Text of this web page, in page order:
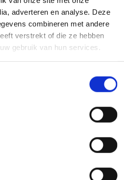
adverteren en analyse. Deze
combineren met andere
verstrekt of die ze hebben
gebruik van hun services.
Unsere Experten
Klarheit.
Hilfe außerhalb des
wir werden es möglich